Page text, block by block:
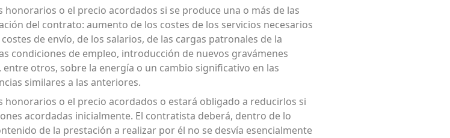
o el precio acordados si se produce una o más de las
del contrato: aumento de los costes de los servicios necesarios
de envío, de los salarios, de las cargas patronales de la
condiciones de empleo, introducción de nuevos gravámenes
otros, sobre la energía o un cambio significativo en las
similares a las anteriores.
o el precio acordados o estará obligado a reducirlos si
acordadas inicialmente. El contratista deberá, dentro de lo
de la prestación a realizar por él no se desvía esencialmente